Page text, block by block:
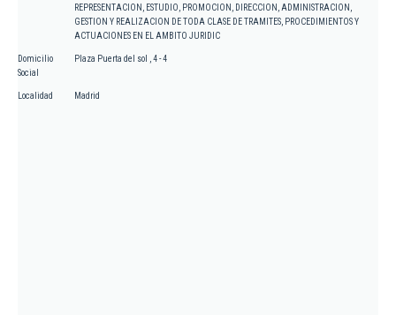
REPRESENTACION, ESTUDIO, PROMOCION, DIRECCION, ADMINISTRACION,
GESTION Y REALIZACION DE TODA CLASE DE TRAMITES, PROCEDIMIENTOS Y
ACTUACIONES EN EL AMBITO JURIDIC
Domicilio
Social
Plaza Puerta del sol , 4 - 4
Localidad Madrid